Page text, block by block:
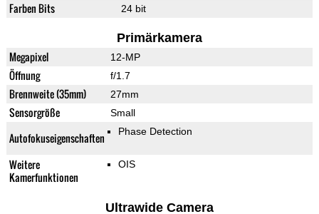
Farben Bits 24 bit
Primärkamera
Megapixel 12-MP
Öffnung f/1.7
Brennweite (35mm) 27mm
Sensorgröße Small
Autofokuseigenschaften Phase Detection
Weitere
Kamerfunktionen
OIS
Ultrawide Camera